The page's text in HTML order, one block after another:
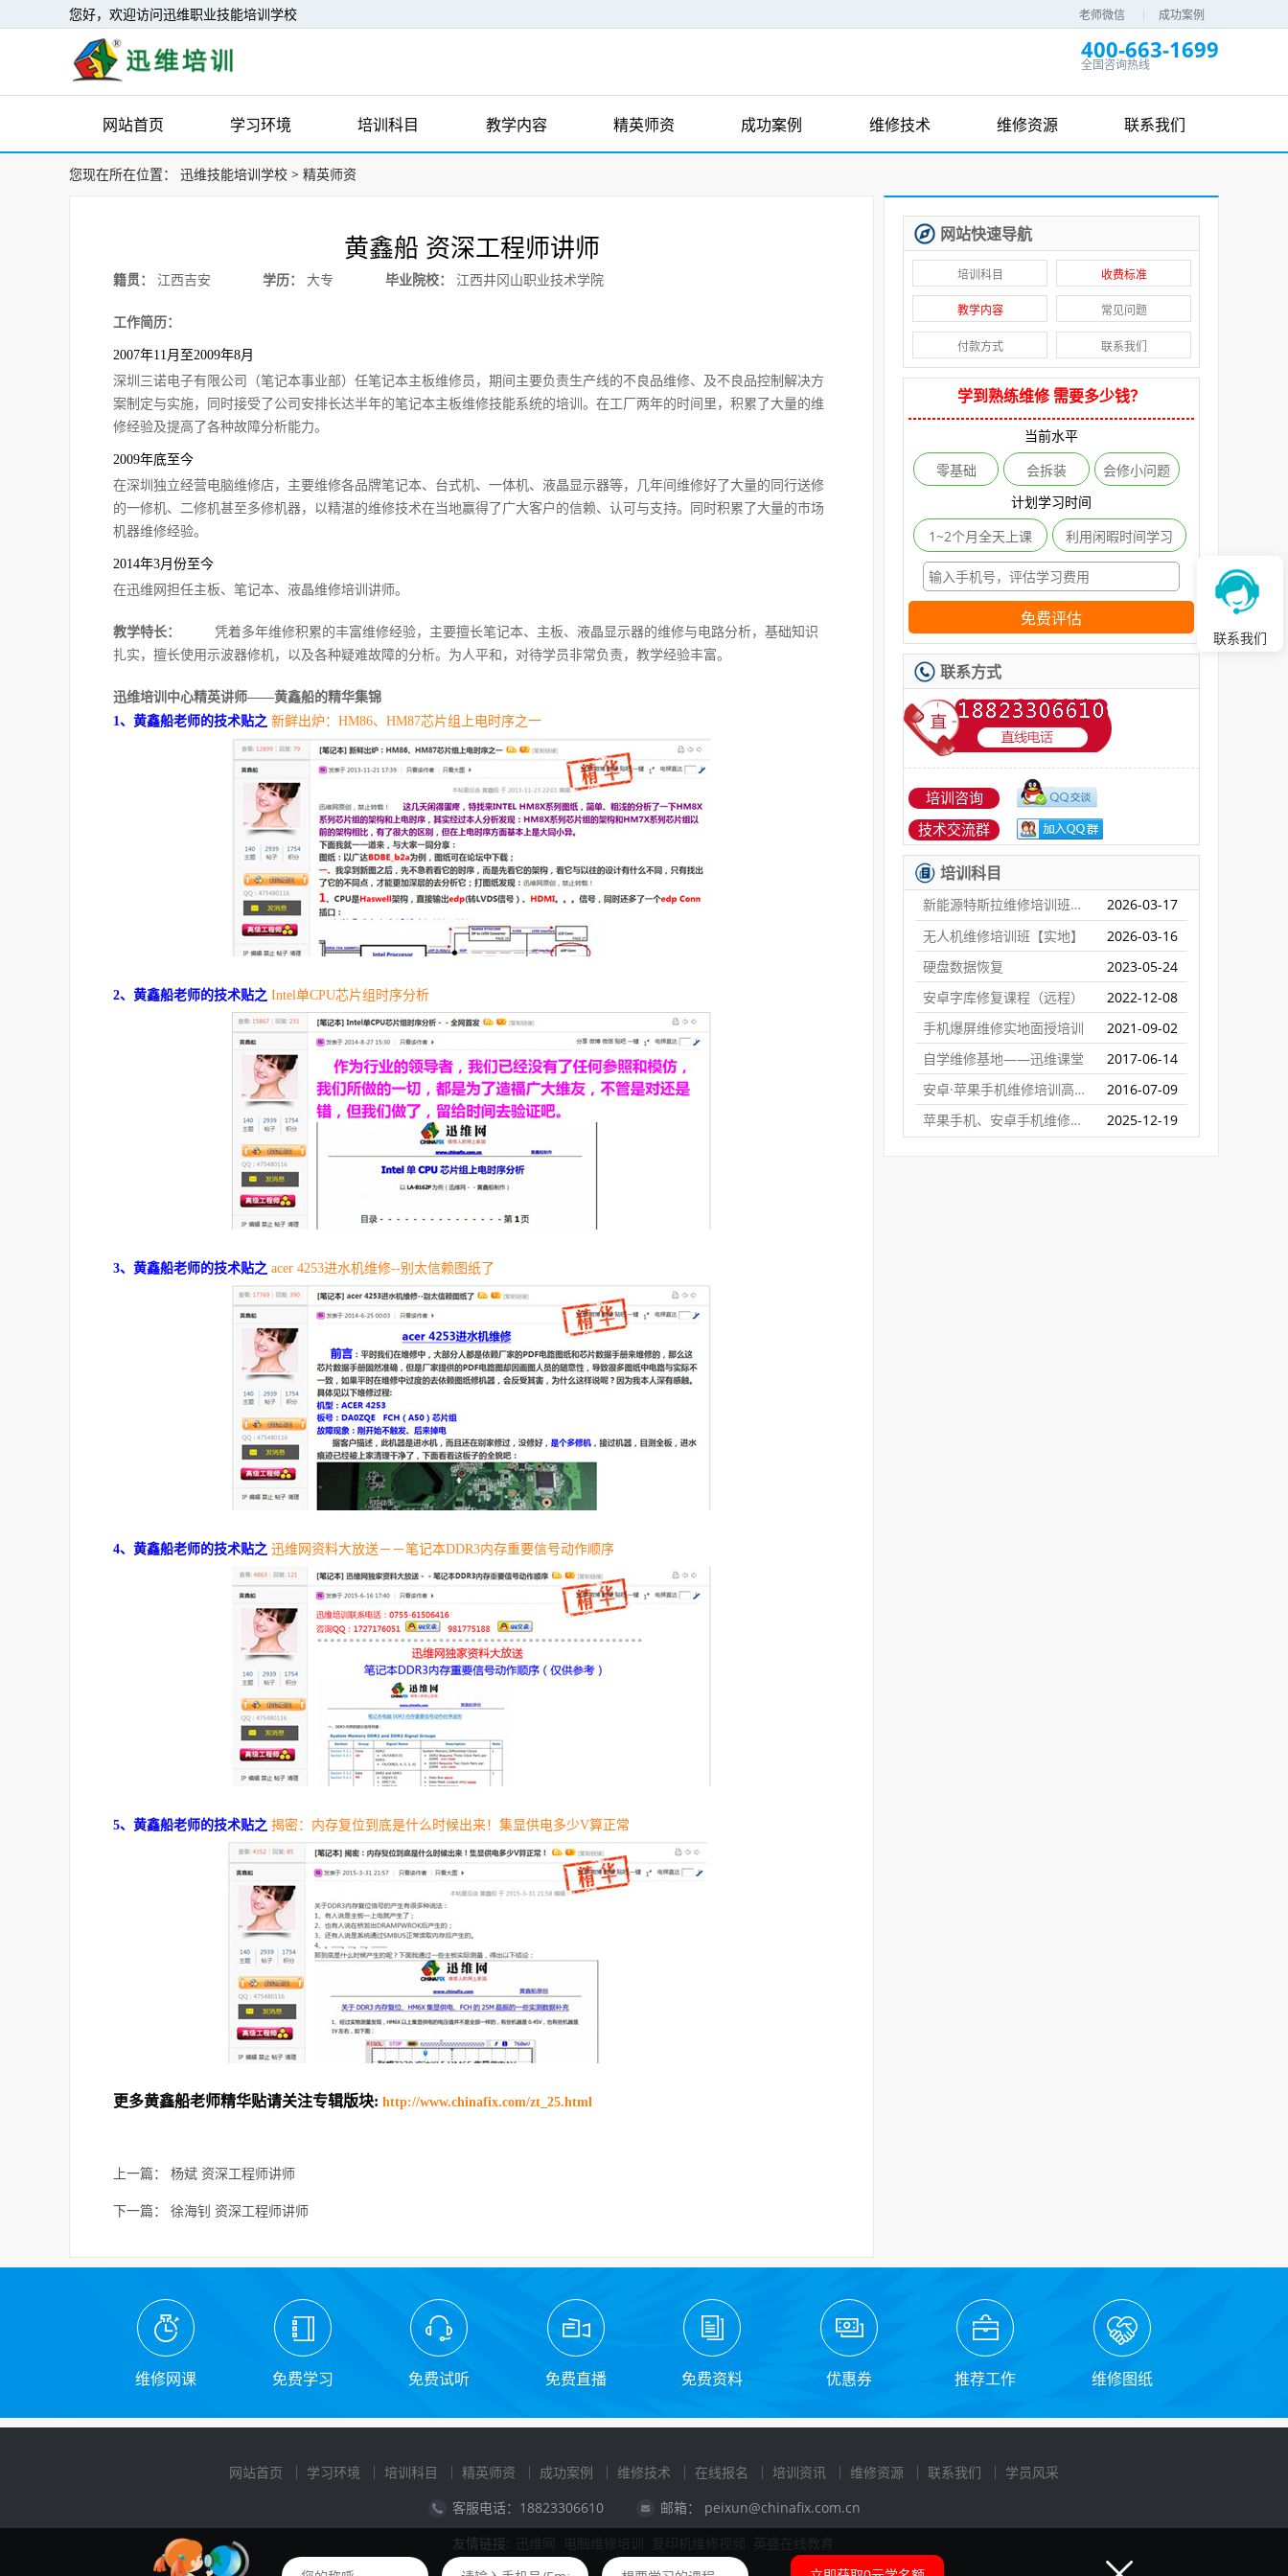
您好，欢迎访问迅维职业技能培训学校 老师微信 成功案例
400-663-1699
全国咨询热线
网站首页 学习环境 培训科目 教学内容 精英师资 成功案例 维修技术 维修资源 联系我们
您现在所在位置： 迅维技能培训学校 > 精英师资
黄鑫船 资深工程师讲师
籍贯： 江西吉安 学历： 大专 毕业院校： 江西井冈山职业技术学院
工作简历：
2007年11月至2009年8月
深圳三诺电子有限公司（笔记本事业部）任笔记本主板维修员，期间主要负责生产线的不良品维修、及不良品控制解决方
案制定与实施，同时接受了公司安排长达半年的笔记本主板维修技能系统的培训。在工厂两年的时间里，积累了大量的维
修经验及提高了各种故障分析能力。
2009年底至今
在深圳独立经营电脑维修店，主要维修各品牌笔记本、台式机、一体机、液晶显示器等，几年间维修好了大量的同行送修
的一修机、二修机甚至多修机器，以精湛的维修技术在当地赢得了广大客户的信赖、认可与支持。同时积累了大量的市场
机器维修经验。
2014年3月份至今
在迅维网担任主板、笔记本、液晶维修培训讲师。
教学特长：
凭着多年维修积累的丰富维修经验，主要擅长笔记本、主板、液晶显示器的维修与电路分析，基础知识
扎实，擅长使用示波器修机，以及各种疑难故障的分析。为人平和，对待学员非常负责，教学经验丰富。
迅维培训中心精英讲师——黄鑫船的精华集锦
1、黄鑫船老师的技术贴之 新鲜出炉：HM86、HM87芯片组上电时序之一
2、黄鑫船老师的技术贴之 Intel单CPU芯片组时序分析
3、黄鑫船老师的技术贴之 acer 4253进水机维修--别太信赖图纸了
4、黄鑫船老师的技术贴之 迅维网资料大放送－－笔记本DDR3内存重要信号动作顺序
5、黄鑫船老师的技术贴之 揭密：内存复位到底是什么时候出来！集显供电多少V算正常
更多黄鑫船老师精华贴请关注专辑版块: http://www.chinafix.com/zt_25.html
上一篇： 杨斌 资深工程师讲师
下一篇： 徐海钊 资深工程师讲师
网站快速导航
培训科目 收费标准
教学内容 常见问题
付款方式 联系我们
学到熟练维修 需要多少钱？
当前水平
零基础
会拆装
会修小问题
计划学习时间
1~2个月全天上课
利用闲暇时间学习
免费评估
联系方式
培训咨询
技术交流群
培训科目
新能源特斯拉维修培训班【实地】
2026-03-17
无人机维修培训班【实地】
2026-03-16
硬盘数据恢复
2023-05-24
安卓字库修复课程（远程）
2022-12-08
手机爆屏维修实地面授培训
2021-09-02
自学维修基地——迅维课堂
2017-06-14
安卓·苹果手机维修培训高级班【实地】
2016-07-09
苹果手机、安卓手机维修培训（远程网络班）
2025-12-19
维修网课 免费学习 免费试听 免费直播 免费资料 优惠券 推荐工作 维修图纸
网站首页 学习环境 培训科目 精英师资 成功案例 维修技术 在线报名 培训资讯 维修资源 联系我们
学员风采
客服电话：18823306610
邮箱： peixun@chinafix.com.cn
友情链接:
迅维网 电脑维修培训 复印机维修视频 英盛在线教育
联系我们